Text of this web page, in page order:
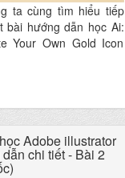
ta cùng tìm hiểu tiếp
bài hướng dẫn học Ai:
Your Own Gold Icon
Adobe illustrator
chi tiết - Bài 2